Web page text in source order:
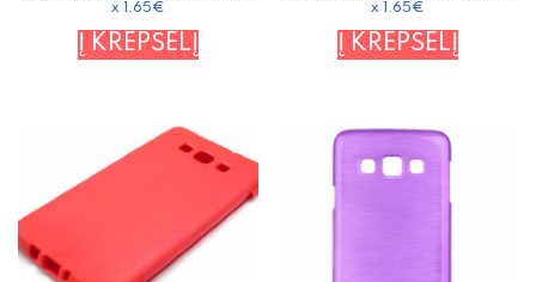
x 1.65€
Į KREPŠELĮ
x 1.65€
Į KREPŠELĮ